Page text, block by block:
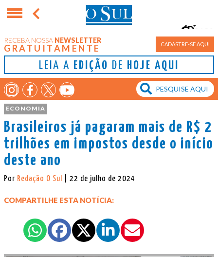
RECEBA NOSSA NEWSLETTER
GRATUITAMENTE CADASTRE-SE AQUI
LEIA A EDIÇÃO DE HOJE AQUI
Porto Alegre
13°
ECONOMIA
Brasileiros já pagaram mais de R$ 2
trilhões em impostos desde o início
deste ano
Por Redação O Sul | 22 de julho de 2024
COMPARTILHE ESTA NOTÍCIA: